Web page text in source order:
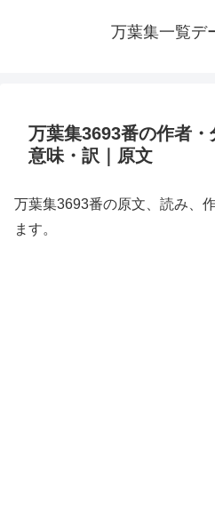
万葉集一覧デ
万葉集3693番の作者・
意味・訳｜原文
万葉集3693番の原文、読み、
ます。